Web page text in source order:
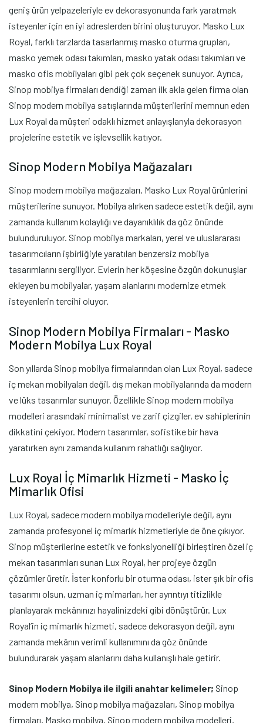
geniş ürün yelpazeleriyle ev dekorasyonunda fark yaratmak
isteyenler için en iyi adreslerden birini oluşturuyor. Masko Lux
Royal, farklı tarzlarda tasarlanmış masko oturma grupları,
masko yemek odası takımları, masko yatak odası takımları ve
masko ofis mobilyaları gibi pek çok seçenek sunuyor. Ayrıca,
Sinop mobilya firmaları dendiği zaman ilk akla gelen firma olan
Sinop modern mobilya satışlarında müşterilerini memnun eden
Lux Royal da müşteri odaklı hizmet anlayışlarıyla dekorasyon
projelerine estetik ve işlevsellik katıyor.
Sinop Modern Mobilya Mağazaları
Sinop modern mobilya mağazaları, Masko Lux Royal ürünlerini
müşterilerine sunuyor. Mobilya alırken sadece estetik değil, aynı
zamanda kullanım kolaylığı ve dayanıklılık da göz önünde
bulunduruluyor. Sinop mobilya markaları, yerel ve uluslararası
tasarımcıların işbirliğiyle yaratılan benzersiz mobilya
tasarımlarını sergiliyor. Evlerin her köşesine özgün dokunuşlar
ekleyen bu mobilyalar, yaşam alanlarını modernize etmek
isteyenlerin tercihi oluyor.
Sinop Modern Mobilya Firmaları - Masko
Modern Mobilya Lux Royal
Son yıllarda Sinop mobilya firmalarından olan Lux Royal, sadece
iç mekan mobilyaları değil, dış mekan mobilyalarında da modern
ve lüks tasarımlar sunuyor. Özellikle Sinop modern mobilya
modelleri arasındaki minimalist ve zarif çizgiler, ev sahiplerinin
dikkatini çekiyor. Modern tasarımlar, sofistike bir hava
yaratırken aynı zamanda kullanım rahatlığı sağlıyor.
Lux Royal İç Mimarlık Hizmeti - Masko İç
Mimarlık Ofisi
Lux Royal, sadece modern mobilya modelleriyle değil, aynı
zamanda profesyonel iç mimarlık hizmetleriyle de öne çıkıyor.
Sinop müşterilerine estetik ve fonksiyonelliği birleştiren özel iç
mekan tasarımları sunan Lux Royal, her projeye özgün
çözümler üretir. İster konforlu bir oturma odası, ister şık bir ofis
tasarımı olsun, uzman iç mimarları, her ayrıntıyı titizlikle
planlayarak mekânınızı hayalinizdeki gibi dönüştürür. Lux
Royal’in iç mimarlık hizmeti, sadece dekorasyon değil, aynı
zamanda mekânın verimli kullanımını da göz önünde
bulundurarak yaşam alanlarını daha kullanışlı hale getirir.
Sinop Modern Mobilya ile ilgili anahtar kelimeler; Sinop
modern mobilya, Sinop mobilya mağazaları, Sinop mobilya
firmaları, Masko mobilya, Sinop modern mobilya modelleri,